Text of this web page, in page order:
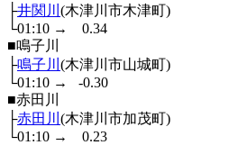
├井関川 (木津川市木津町)
└01:10 →
0.34
■鳴子川
├鳴子川 (木津川市山城町)
└01:10 →
-0.30
■赤田川
├赤田川 (木津川市加茂町)
└01:10 →
0.23